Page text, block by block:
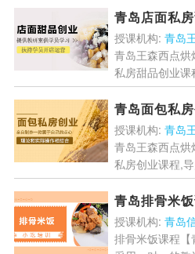
青岛店面私
授课机构: 青岛
青岛王森西点
私房甜品创业
让你有充分的
在实践中不断提
[详情]
青岛面包私
授课机构: 青岛
青岛王森西点
私房创业课程,
指导,帮助你解
程中遇到的各种
青岛排骨米
授课机构: 青岛
排骨米饭课程【